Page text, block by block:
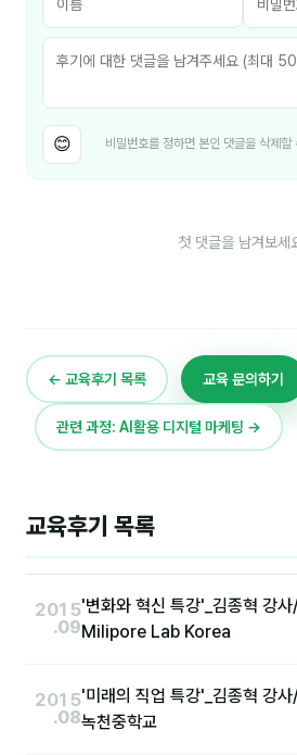
민광동
박혜랑
안정미
오미영
이옥겸
이인우
임아라
정일영
조안나
조은아
최지혜
😊 비밀번호를 정하면 본인 댓글을 삭제할
첫 댓글을 남겨보세
← 교육후기 목록 교육 문의하기
관련 과정: AI활용 디지털 마케팅 →
교육후기 목록
2015
.09
'변화와 혁신 특강'_김종혁 강
Milipore Lab Korea
2015
.08
'미래의 직업 특강'_김종혁 강
녹천중학교